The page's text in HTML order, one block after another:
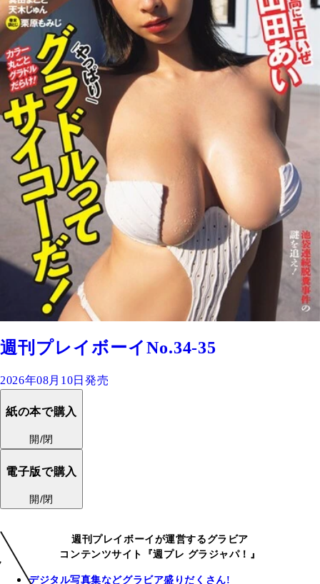
週刊プレイボーイNo.34-35
2026年08月10日発売
紙の本で購入
開/閉
電子版で購入
開/閉
週刊プレイボーイが運営するグラビア
コンテンツサイト『週プレ グラジャパ！』
デジタル写真集などグラビア盛りだくさん!